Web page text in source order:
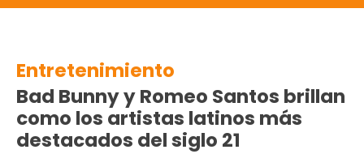
Entretenimiento
Bad Bunny y Romeo Santos brillan
como los artistas latinos más
destacados del siglo 21